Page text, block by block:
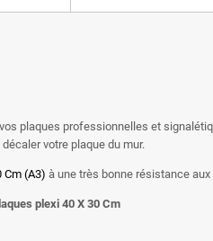
plaques professionnelles et
votre plaque du mur.
Cm (A3) à une très bonne résistance aux
plexi 40 X 30 Cm